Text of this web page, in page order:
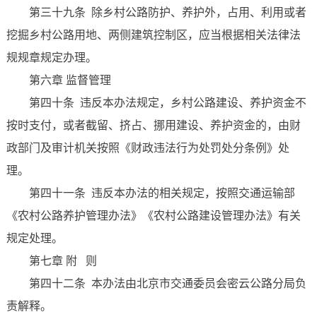
第三十九条 除乡村公路防护、养护外，占用、利用或者
挖掘乡村公路用地、两侧建筑控制区，应当根据相关法律法
规规章规定办理。
第六章 监督管理
第四十条 违反本办法规定，乡村公路建设、养护资金不
按时支付，或者截留、挤占、挪用建设、养护资金的，由财
政部门及审计机关按照《财政违法行为处罚处分条例》处
理。
第四十一条 违反本办法的相关规定，按照交通运输部
《农村公路养护管理办法》《农村公路建设管理办法》有关
规定处理。
第七章 附 则
第四十二条 本办法由北京市交通委员会密云公路分局负
责解释。